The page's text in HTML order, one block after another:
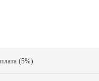
(5%)